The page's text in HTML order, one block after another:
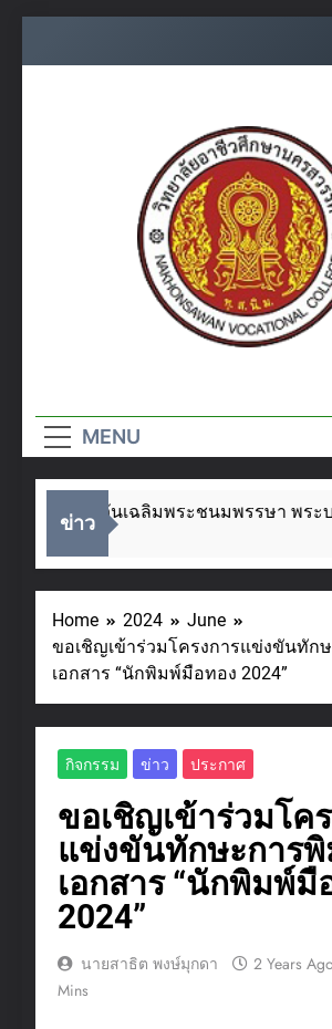
อาชีว
นครส
MENU
ข่าว
ในโอกาสวันเฉลิมพระชนมพรรษา พระบ
Home 2024
June
ขอเชิญเข้าร่วมโครงการแข่งขันทัก
เอกสาร “นักพิมพ์มือทอง 2024”
กิจกรรม ข่าว ประกาศ
ขอเชิญเข้าร่วมโค
แข่งขันทักษะการ
เอกสาร “นักพิมพ์มื
2024”
นายสาธิต พงษ์มุกดา 2 Years Ago
Mins